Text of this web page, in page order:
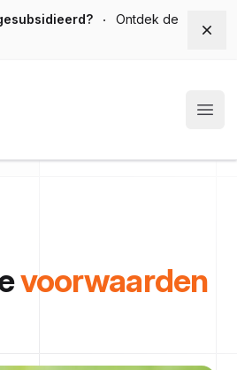
Ontdek de
voorwaarden